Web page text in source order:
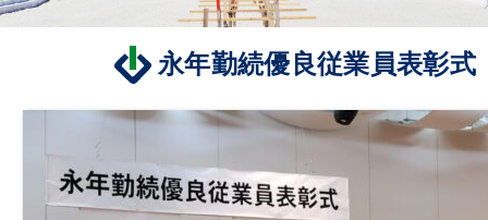
永年勤続優良従業員表彰式